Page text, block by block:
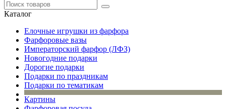
Каталог
Елочные игрушки из фарфора
Фарфоровые вазы
Императорский фарфор (ЛФЗ)
Новогодние подарки
Дорогие подарки
Подарки по праздникам
Подарки по тематикам
Картины